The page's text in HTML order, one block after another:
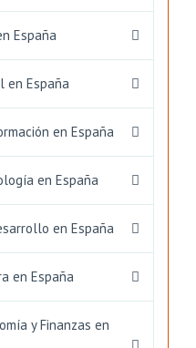
España
en España
en España
en España
en España
en España
y Finanzas en